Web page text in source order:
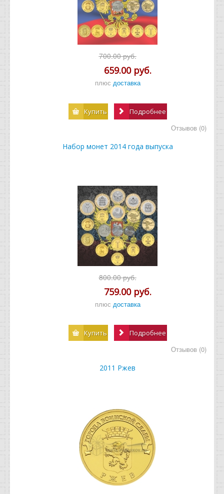
700.00 руб.
659.00 руб.
плюс доставка
Купить Подробнее
Отзывов (0)
Набор монет 2014 года выпуска
800.00 руб.
759.00 руб.
плюс доставка
Купить Подробнее
Отзывов (0)
2011 Ржев